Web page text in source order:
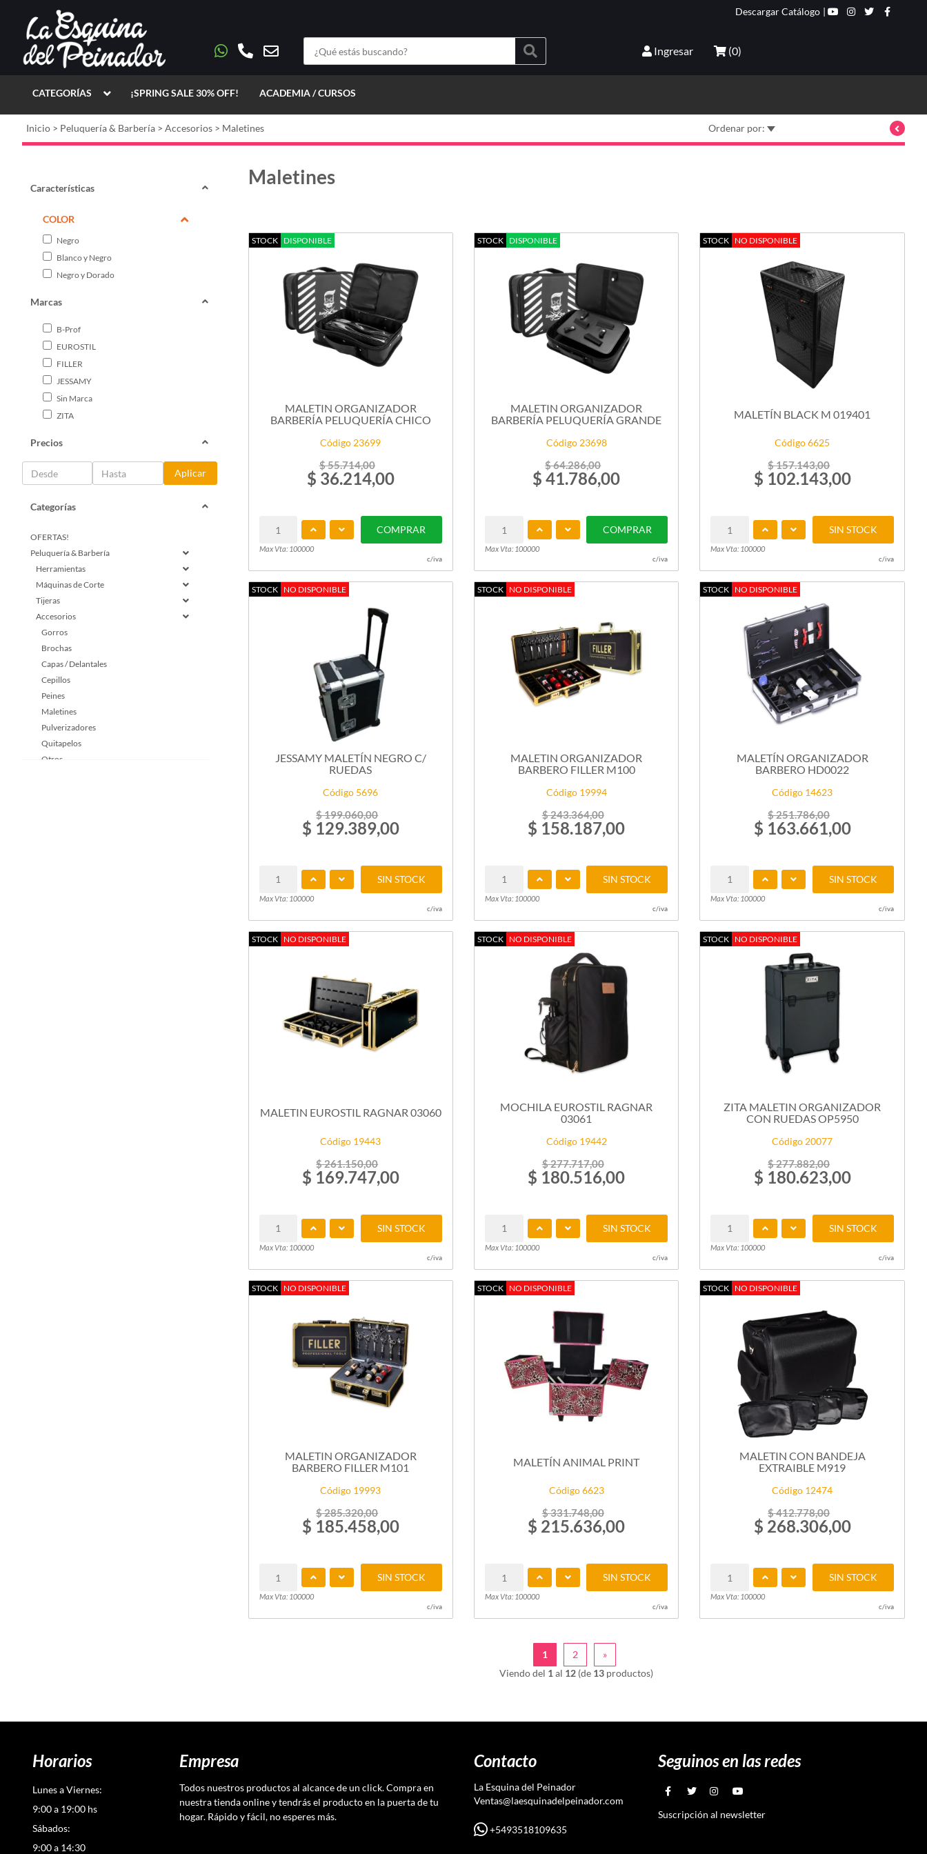
Descargar Catálogo |
Ingresar (0)
CATEGORÍAS ¡SPRING SALE 30% OFF! ACADEMIA / CURSOS
Inicio > Peluquería & Barbería > Accesorios > Maletines Ordenar por:
Características
COLOR
Negro
Blanco y Negro
Negro y Dorado
Marcas
B-Prof
EUROSTIL
FILLER
JESSAMY
Sin Marca
ZITA
Precios
Aplicar
Categorías
OFERTAS!
Peluquería & Barbería
Herramientas
Máquinas de Corte
Tijeras
Accesorios
Gorros
Brochas
Capas / Delantales
Cepillos
Peines
Maletines
Pulverizadores
Quitapelos
Otros
Maletines
STOCK DISPONIBLE
MALETIN ORGANIZADOR
BARBERÍA PELUQUERÍA CHICO
Código 23699
$ 55.714,00
$ 36.214,00
Max Vta: 100000
COMPRAR
c/iva
STOCK DISPONIBLE
MALETIN ORGANIZADOR
BARBERÍA PELUQUERÍA GRANDE
Código 23698
$ 64.286,00
$ 41.786,00
Max Vta: 100000
COMPRAR
c/iva
STOCK NO DISPONIBLE
MALETÍN BLACK M 019401
Código 6625
$ 157.143,00
$ 102.143,00
Max Vta: 100000
SIN STOCK
c/iva
STOCK NO DISPONIBLE
JESSAMY MALETÍN NEGRO C/
RUEDAS
Código 5696
$ 199.060,00
$ 129.389,00
Max Vta: 100000
SIN STOCK
c/iva
STOCK NO DISPONIBLE
MALETIN ORGANIZADOR
BARBERO FILLER M100
Código 19994
$ 243.364,00
$ 158.187,00
Max Vta: 100000
SIN STOCK
c/iva
STOCK NO DISPONIBLE
MALETÍN ORGANIZADOR
BARBERO HD0022
Código 14623
$ 251.786,00
$ 163.661,00
Max Vta: 100000
SIN STOCK
c/iva
STOCK NO DISPONIBLE
MALETIN EUROSTIL RAGNAR 03060
Código 19443
$ 261.150,00
$ 169.747,00
Max Vta: 100000
SIN STOCK
c/iva
STOCK NO DISPONIBLE
MOCHILA EUROSTIL RAGNAR
03061
Código 19442
$ 277.717,00
$ 180.516,00
Max Vta: 100000
SIN STOCK
c/iva
STOCK NO DISPONIBLE
ZITA MALETIN ORGANIZADOR
CON RUEDAS OP5950
Código 20077
$ 277.882,00
$ 180.623,00
Max Vta: 100000
SIN STOCK
c/iva
STOCK NO DISPONIBLE
MALETIN ORGANIZADOR
BARBERO FILLER M101
Código 19993
$ 285.320,00
$ 185.458,00
Max Vta: 100000
SIN STOCK
c/iva
STOCK NO DISPONIBLE
MALETÍN ANIMAL PRINT
Código 6623
$ 331.748,00
$ 215.636,00
Max Vta: 100000
SIN STOCK
c/iva
STOCK NO DISPONIBLE
MALETIN CON BANDEJA
EXTRAIBLE M919
Código 12474
$ 412.778,00
$ 268.306,00
Max Vta: 100000
SIN STOCK
c/iva
1 2
»
Viendo del 1 al 12 (de 13 productos)
Horarios
Lunes a Viernes:
9:00 a 19:00 hs
Sábados:
9:00 a 14:30
Empresa
Todos nuestros productos al alcance de un click. Compra en
nuestra tienda online y tendrás el producto en la puerta de tu
hogar. Rápido y fácil, no esperes más.
Contacto
La Esquina del Peinador
Ventas@laesquinadelpeinador.com
+5493518109635
Seguinos en las redes
Suscripción al newsletter